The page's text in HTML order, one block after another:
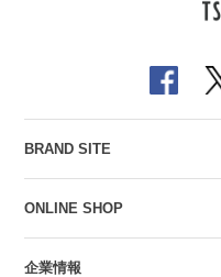
BRAND SITE
ONLINE SHOP
企業情報